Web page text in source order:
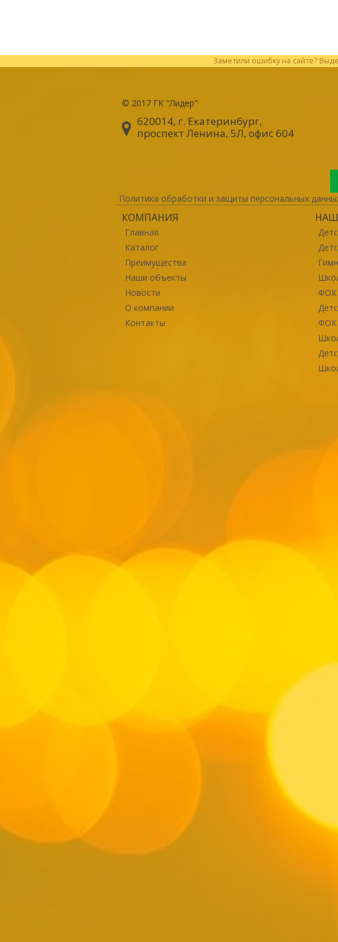
Заметили ошибку на сайте?
© 2017 ГК "Лидер"
620014, г. Екатеринбург,
проспект Ленина, 5Л, офис 604
Политика обработки и защиты персональных
КОМПАНИЯ
Главная
Каталог
Преимущества
Наши объекты
Новости
О компании
Контакты
ФОК
ФОК